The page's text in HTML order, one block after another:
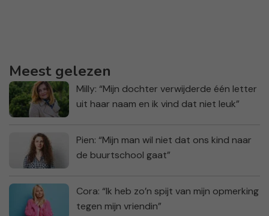
Meest gelezen
Milly: “Mijn dochter verwijderde één letter
uit haar naam en ik vind dat niet leuk”
Pien: “Mijn man wil niet dat ons kind naar
de buurtschool gaat”
Cora: “Ik heb zo’n spijt van mijn opmerking
tegen mijn vriendin”